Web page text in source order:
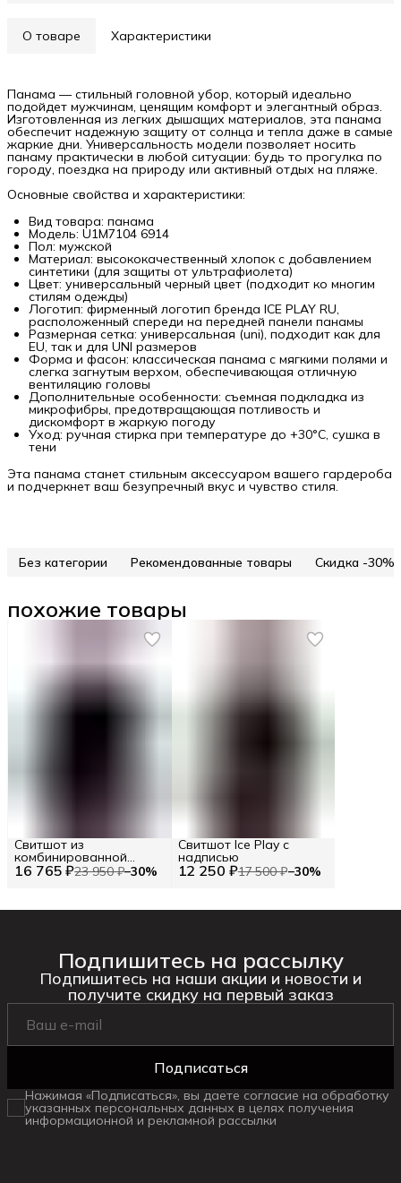
О товаре Характеристики
Панама — стильный головной убор, который идеально
подойдет мужчинам, ценящим комфорт и элегантный образ.
Изготовленная из легких дышащих материалов, эта панама
обеспечит надежную защиту от солнца и тепла даже в самые
жаркие дни. Универсальность модели позволяет носить
панаму практически в любой ситуации: будь то прогулка по
городу, поездка на природу или активный отдых на пляже.
Основные свойства и характеристики:
Вид товара: панама
Модель: U1M7104 6914
Пол: мужской
Материал: высококачественный хлопок с добавлением
синтетики (для защиты от ультрафиолета)
Цвет: универсальный черный цвет (подходит ко многим
стилям одежды)
Логотип: фирменный логотип бренда ICE PLAY RU,
расположенный спереди на передней панели панамы
Размерная сетка: универсальная (uni), подходит как для
EU, так и для UNI размеров
Форма и фасон: классическая панама с мягкими полями и
слегка загнутым верхом, обеспечивающая отличную
вентиляцию головы
Дополнительные особенности: съемная подкладка из
микрофибры, предотвращающая потливость и
дискомфорт в жаркую погоду
Уход: ручная стирка при температуре до +30°C, сушка в
тени
Эта панама станет стильным аксессуаром вашего гардероба
и подчеркнет ваш безупречный вкус и чувство стиля.
Без категории Рекомендованные товары Скидка -30%
похожие товары
16 765 ₽23 950 ₽−30%
Свитшот из
комбинированной
ткани ICE PLAY RU 50 / 12 250 ₽17 500 ₽−30%
Свитшот Ice Play с
надписью
Подпишитесь на рассылку
Подпишитесь на наши акции и новости и
получите скидку на первый заказ
Подписаться
Нажимая «Подписаться», вы даете согласие на обработку
указанных персональных данных в целях получения
информационной и рекламной рассылки